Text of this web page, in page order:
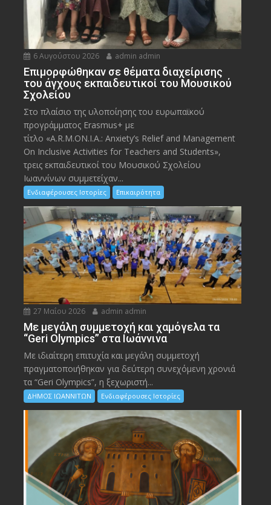
6 Αυγούστου 2026 admin admin
Eπιμορφώθηκαν σε θέματα διαχείρισης
του άγχους εκπαιδευτικοί του Μουσικού
Σχολείου
Στο πλαίσιο της υλοποίησης του ευρωπαϊκού
προγράμματος Erasmus+ με
τίτλο «A.R.M.ON.I.A.: Anxiety’s Relief and Management
On Inclusive Activities for Teachers and Students»,
τρεις εκπαιδευτικοί του Μουσικού Σχολείου
Ιωαννίνων συμμετείχαν...
Ενδιαφέρουσες Ιστορίες Επικαιρότητα
27 Μαΐου 2026 admin admin
Με μεγάλη συμμετοχή και χαμόγελα τα
“Geri Olympics” στα Ιωάννινα
Με ιδιαίτερη επιτυχία και μεγάλη συμμετοχή
πραγματοποιήθηκαν για δεύτερη συνεχόμενη χρονιά
τα “Geri Olympics”, η ξεχωριστή...
ΔΗΜΟΣ ΙΩΑΝΝΙΤΩΝ Ενδιαφέρουσες Ιστορίες